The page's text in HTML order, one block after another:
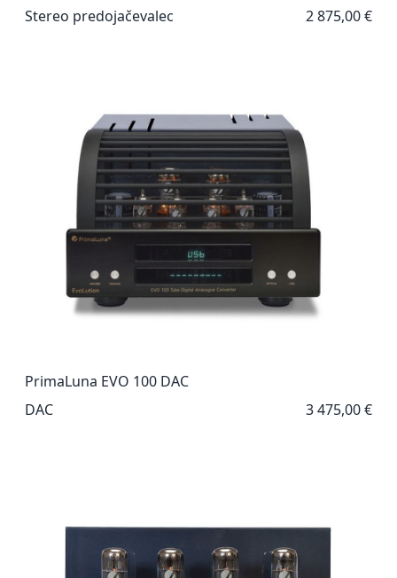
Stereo predojačevalec
2 875,00 €
PrimaLuna EVO 100 DAC
DAC
3 475,00 €